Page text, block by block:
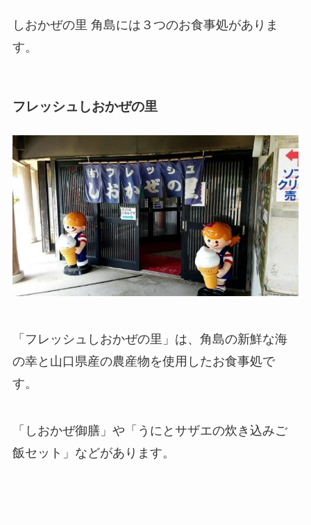
しおかぜの里 角島には３つのお食事処がありま
す。
フレッシュしおかぜの里
「フレッシュしおかぜの里」は、角島の新鮮な海
の幸と山口県産の農産物を使用したお食事処で
す。
「しおかぜ御膳」や「うにとサザエの炊き込みご
飯セット」などがあります。